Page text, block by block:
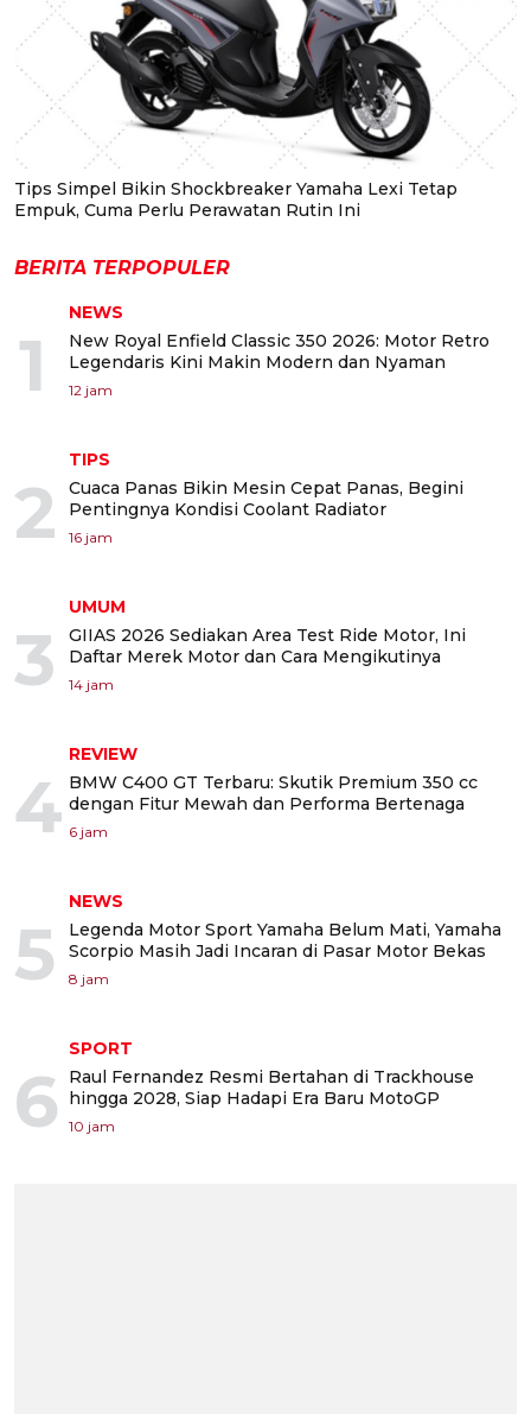
Tips Simpel Bikin Shockbreaker Yamaha Lexi Tetap
Empuk, Cuma Perlu Perawatan Rutin Ini
BERITA TERPOPULER
1
NEWS
New Royal Enfield Classic 350 2026: Motor Retro
Legendaris Kini Makin Modern dan Nyaman
12 jam
2
TIPS
Cuaca Panas Bikin Mesin Cepat Panas, Begini
Pentingnya Kondisi Coolant Radiator
16 jam
3
UMUM
GIIAS 2026 Sediakan Area Test Ride Motor, Ini
Daftar Merek Motor dan Cara Mengikutinya
14 jam
4
REVIEW
BMW C400 GT Terbaru: Skutik Premium 350 cc
dengan Fitur Mewah dan Performa Bertenaga
6 jam
5
NEWS
Legenda Motor Sport Yamaha Belum Mati, Yamaha
Scorpio Masih Jadi Incaran di Pasar Motor Bekas
8 jam
6
SPORT
Raul Fernandez Resmi Bertahan di Trackhouse
hingga 2028, Siap Hadapi Era Baru MotoGP
10 jam